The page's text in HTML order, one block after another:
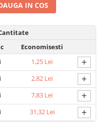
IN COS
Economisesti
1,25 Lei +
2,82 Lei +
7,83 Lei +
31,32 Lei +